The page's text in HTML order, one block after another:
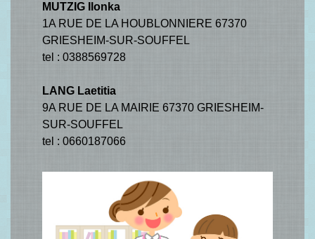
MUTZIG Ilonka
1A RUE DE LA HOUBLONNIERE 67370
GRIESHEIM-SUR-SOUFFEL
tel : 0388569728
LANG Laetitia
9A RUE DE LA MAIRIE 67370 GRIESHEIM-
SUR-SOUFFEL
tel : 0660187066